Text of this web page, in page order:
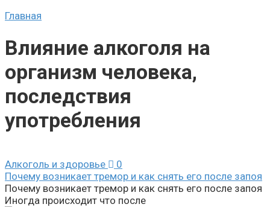
Главная
Влияние алкоголя на
организм человека,
последствия
употребления
Алкоголь и здоровье
0
Почему возникает тремор и как снять его после запоя
Почему возникает тремор и как снять его после запоя
Иногда происходит что после